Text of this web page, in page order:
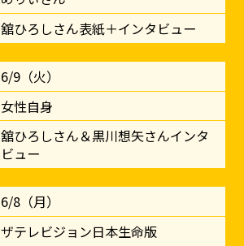
舘ひろしさん表紙＋インタビュー
6/9（火）
女性自身
舘ひろしさん＆黒川想矢さんインタ
ビュー
6/8（月）
ザテレビジョン日本生命版